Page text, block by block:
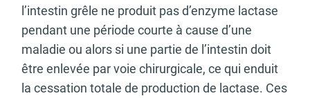
l’intestin grêle ne produit pas d’enzyme lactase
pendant une période courte à cause d’une
maladie ou alors si une partie de l’intestin doit
être enlevée par voie chirurgicale, ce qui enduit
la cessation totale de production de lactase. Ces